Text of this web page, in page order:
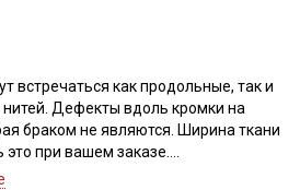
встречаться как продольные, так и
Дефекты вдоль кромки на
браком не являются. Ширина ткани
при вашем заказе.